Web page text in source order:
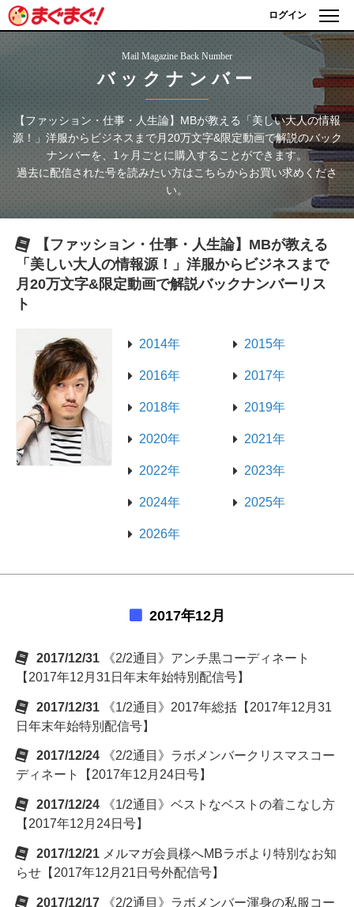
ログイン
Mail Magazine Back Number
バックナンバー
【ファッション・仕事・人生論】MBが教える「美しい大人の情報
源！」洋服からビジネスまで月20万文字&限定動画で解説のバック
ナンバーを、1ヶ月ごとに購入することができます。
過去に配信された号を読みたい方はこちらからお買い求めくださ
い。
【ファッション・仕事・人生論】MBが教える
「美しい大人の情報源！」洋服からビジネスまで
月20万文字&限定動画で解説バックナンバーリス
ト
2014年 2015年
2016年 2017年
2018年 2019年
2020年 2021年
2022年 2023年
2024年 2025年
2026年
2017年12月
2017/12/31
《2/2通目》アンチ黒コーディネート
【2017年12月31日年末年始特別配信号】
2017/12/31
《1/2通目》2017年総括【2017年12月31
日年末年始特別配信号】
2017/12/24
《2/2通目》ラボメンバークリスマスコー
ディネート【2017年12月24日号】
2017/12/24
《1/2通目》ベストなベストの着こなし方
【2017年12月24日号】
2017/12/21 メルマガ会員様へMBラボより特別なお知
らせ【2017年12月21日号外配信号】
2017/12/17
《2/2通目》ラボメンバー渾身の私服コー